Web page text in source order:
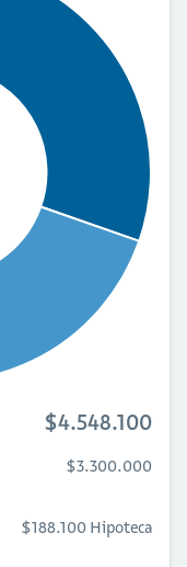
$4.548.100
$3.300.000
$188.100 Hipoteca